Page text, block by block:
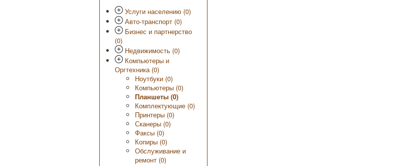
Услуги населению (0)
Авто-транспорт (0)
Бизнес и партнерство
(0)
Недвижимость (0)
Компьютеры и
Оргтехника (0)
Ноутбуки (0)
Компьютеры (0)
Планшеты (0)
Комплектующие (0)
Принтеры (0)
Сканеры (0)
Факсы (0)
Копиры (0)
Обслуживание и
ремонт (0)